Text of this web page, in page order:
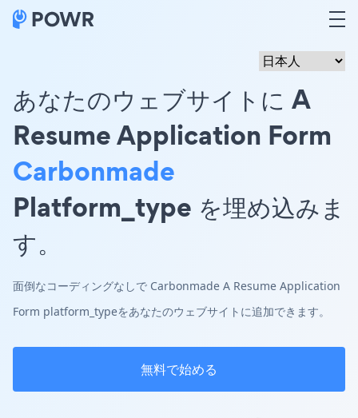
あなたのウェブサイトに A
Resume Application Form
Carbonmade
Platform_type を埋め込みま
す。
面倒なコーディングなしで Carbonmade A Resume Application
Form platform_typeをあなたのウェブサイトに追加できます。
無料で始める